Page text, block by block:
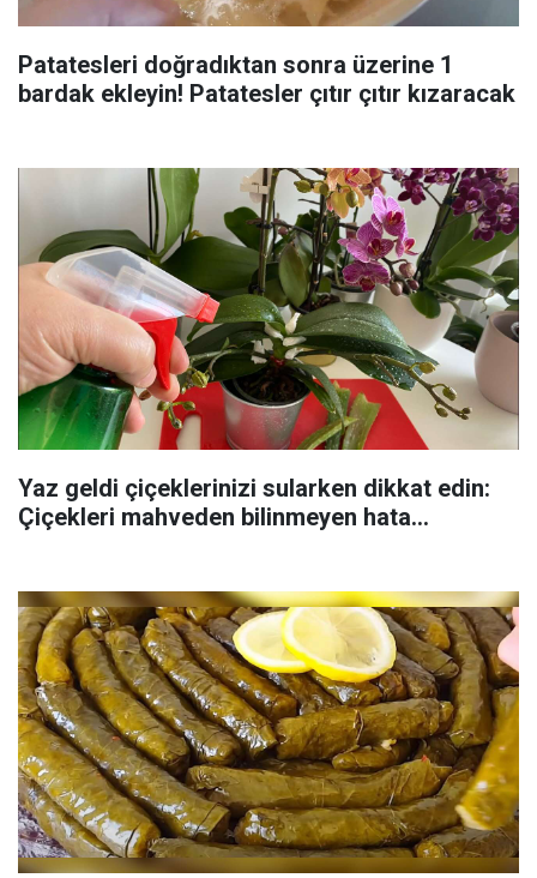
Patatesleri doğradıktan sonra üzerine 1
bardak ekleyin! Patatesler çıtır çıtır kızaracak
Yaz geldi çiçeklerinizi sularken dikkat edin:
Çiçekleri mahveden bilinmeyen hata...